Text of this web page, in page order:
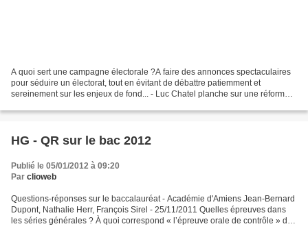
A quoi sert une campagne électorale ?A faire des annonces spectaculaires
pour séduire un électorat, tout en évitant de débattre patiemment et
sereinement sur les enjeux de fond... - Luc Chatel planche sur une réforme
reforme-du-bac...
HG - QR sur le bac 2012
Publié le 05/01/2012 à 09:20
Par clioweb
Questions-réponses sur le baccalauréat - Académie d'Amiens Jean-Bernard
Dupont, Nathalie Herr, François Sirel - 25/11/2011 Quelles épreuves dans
les séries générales ? À quoi correspond « l’épreuve orale de contrôle » du